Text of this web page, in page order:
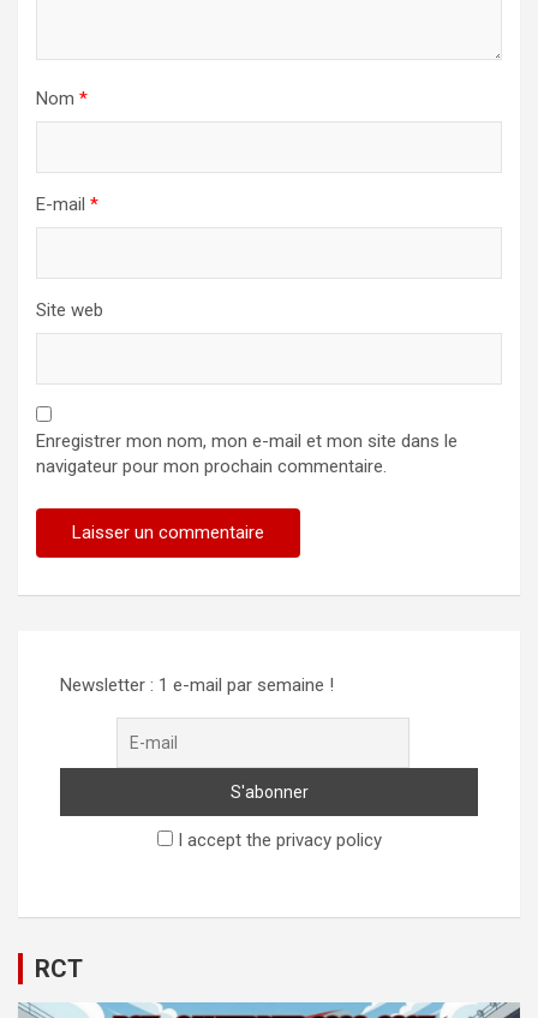
Nom *
E-mail *
Site web
Enregistrer mon nom, mon e-mail et mon site dans le
navigateur pour mon prochain commentaire.
Newsletter : 1 e-mail par semaine !
I accept the privacy policy
RCT